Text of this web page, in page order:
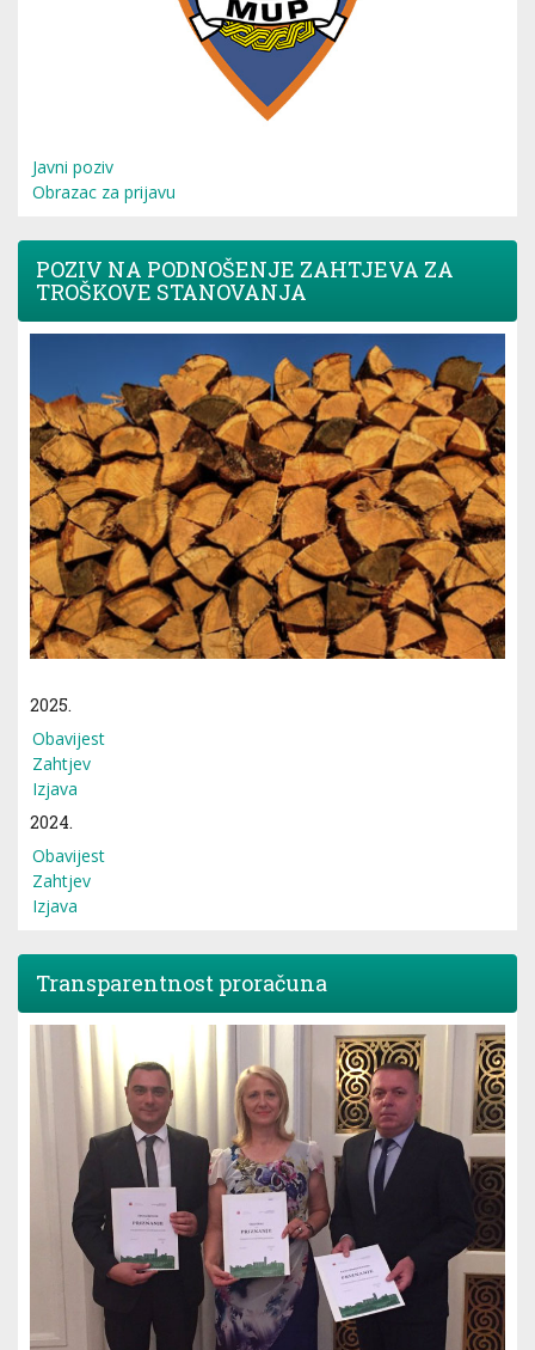
Javni poziv
Obrazac za prijavu
POZIV NA PODNOŠENJE ZAHTJEVA ZA
TROŠKOVE STANOVANJA
2025.
Obavijest
Zahtjev
Izjava
2024.
Obavijest
Zahtjev
Izjava
Transparentnost proračuna